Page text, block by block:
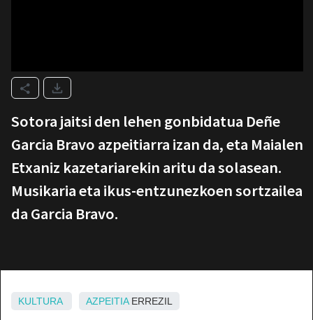
Sotora jaitsi den lehen gonbidatua Deñe
Garcia Bravo azpeitiarra izan da, eta Maialen
Etxaniz kazetariarekin aritu da solasean.
Musikaria eta ikus-entzunezkoen sortzailea
da Garcia Bravo.
KULTURA AZPEITIAERREZIL